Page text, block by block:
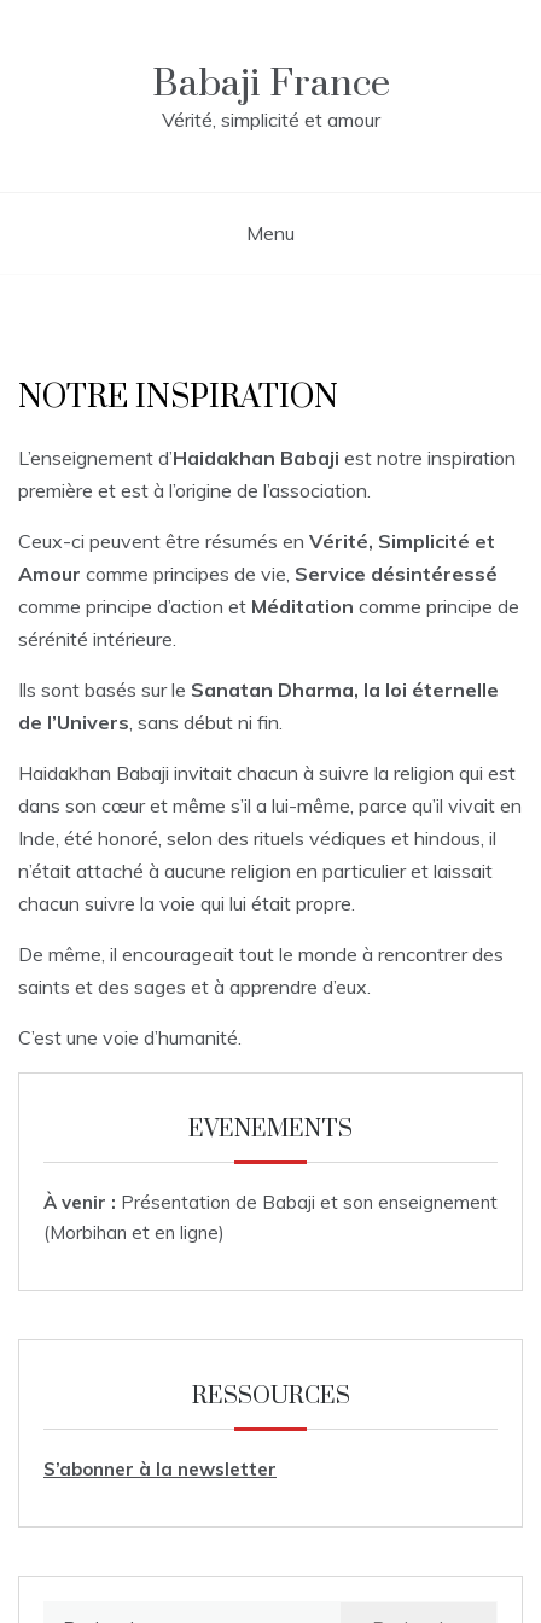
Babaji France
Vérité, simplicité et amour
Menu
NOTRE INSPIRATION
L’enseignement d’Haidakhan Babaji est notre inspiration
première et est à l’origine de l’association.
Ceux-ci peuvent être résumés en Vérité, Simplicité et
Amour comme principes de vie, Service désintéressé
comme principe d’action et Méditation comme principe de
sérénité intérieure.
Ils sont basés sur le Sanatan Dharma, la loi éternelle
de l’Univers, sans début ni fin.
Haidakhan Babaji invitait chacun à suivre la religion qui est
dans son cœur et même s’il a lui-même, parce qu’il vivait en
Inde, été honoré, selon des rituels védiques et hindous, il
n’était attaché à aucune religion en particulier et laissait
chacun suivre la voie qui lui était propre.
De même, il encourageait tout le monde à rencontrer des
saints et des sages et à apprendre d’eux.
C’est une voie d’humanité.
EVENEMENTS
À venir : Présentation de Babaji et son enseignement
(Morbihan et en ligne)
RESSOURCES
S’abonner à la newsletter